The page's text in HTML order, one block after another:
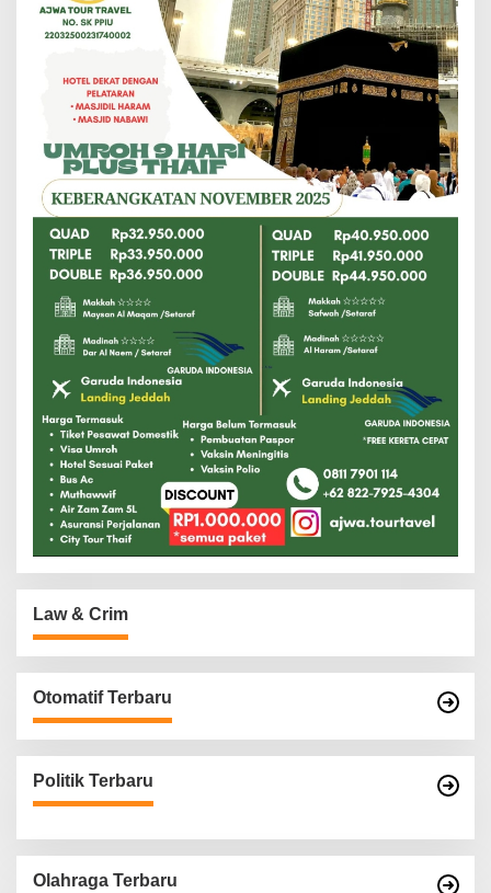
Law & Crim
Otomatif Terbaru
Politik Terbaru
Olahraga Terbaru